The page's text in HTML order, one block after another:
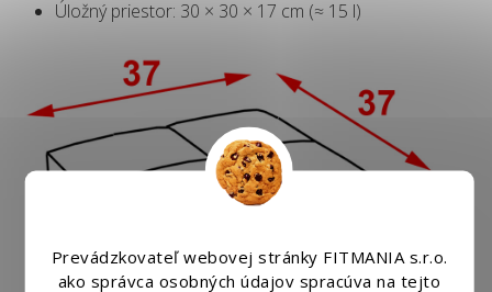
Prevádzkovateľ webovej stránky FITMANIA s.r.o.
ako správca osobných údajov spracúva na tejto
Úložný priestor: 30 × 30 × 17 cm (≈ 15 l)